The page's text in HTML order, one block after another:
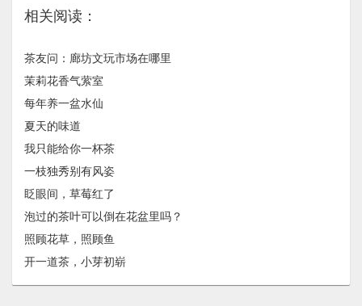
相关阅读：
茶友问：廊坊文玩市场在哪里
茉莉花香气萦室
每年养一盆水仙
夏天的味道
我只能给你一杯茶
一枝独秀别有风姿
眨眼间，草莓红了
泡过的茶叶可以倒在花盆里吗？
照顾花草，照顾鱼
开一道茶，小芽初崭